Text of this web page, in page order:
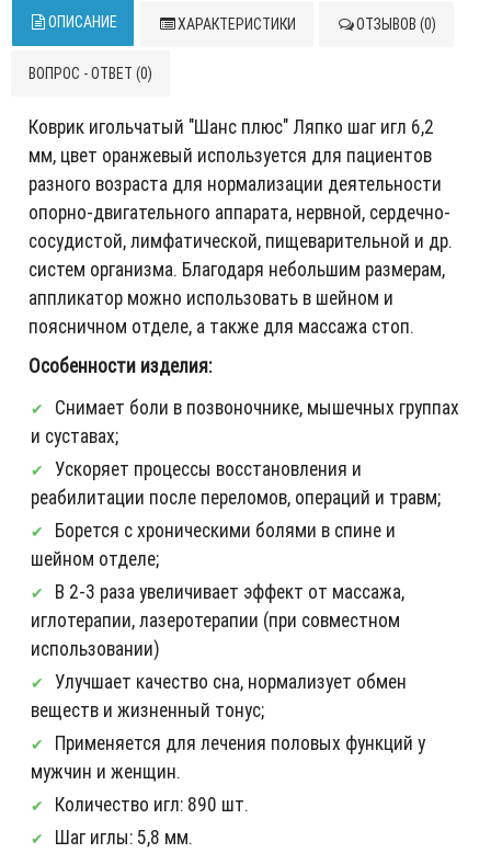
ОПИСАНИЕ ХАРАКТЕРИСТИКИ ОТЗЫВОВ (0)
ВОПРОС - ОТВЕТ (0)
Коврик игольчатый "Шанс плюс" Ляпко шаг игл 6,2
мм, цвет оранжевый используется для пациентов
разного возраста для нормализации деятельности
опорно-двигательного аппарата, нервной, сердечно-
сосудистой, лимфатической, пищеварительной и др.
систем организма. Благодаря небольшим размерам,
аппликатор можно использовать в шейном и
поясничном отделе, а также для массажа стоп.
Особенности изделия:
Снимает боли в позвоночнике, мышечных группах
и суставах;
Ускоряет процессы восстановления и
реабилитации после переломов, операций и травм;
Борется с хроническими болями в спине и
шейном отделе;
В 2-3 раза увеличивает эффект от массажа,
иглотерапии, лазеротерапии (при совместном
использовании)
Улучшает качество сна, нормализует обмен
веществ и жизненный тонус;
Применяется для лечения половых функций у
мужчин и женщин.
Количество игл: 890 шт.
Шаг иглы: 5,8 мм.